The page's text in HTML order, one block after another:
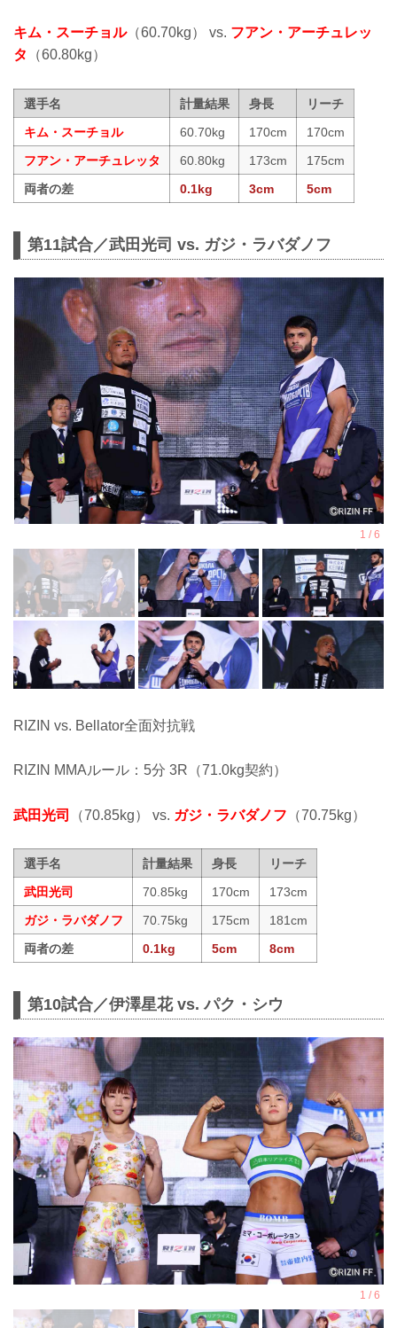
キム・スーチョル（60.70kg） vs. フアン・アーチュレッ
タ
（60.80kg）
選手名 計量結果 身長
リーチ
キム・スーチョル
60.70kg 170cm
170cm
フアン・アーチュレッタ
60.80kg 173cm
175cm
両者の差
0.1kg 3cm 5cm
第11試合／武田光司 vs. ガジ・ラバダノフ
RIZIN vs. Bellator全面対抗戦
RIZIN MMAルール：5分 3R（71.0kg契約）
武田光司 （70.85kg） vs. ガジ・ラバダノフ （70.75kg）
選手名 計量結果 身長
リーチ
武田光司
70.85kg 170cm
173cm
ガジ・ラバダノフ
70.75kg 175cm
181cm
両者の差
0.1kg 5cm 8cm
第10試合／伊澤星花 vs. パク・シウ